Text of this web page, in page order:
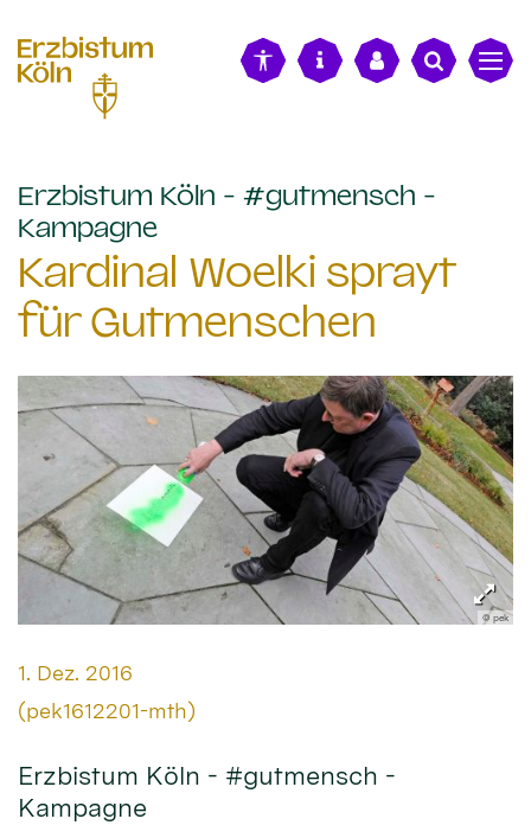
Erzbistum Köln - #gutmensch -
Kampagne:
Kardinal Woelki sprayt
für Gutmenschen
© pek
Datum:
1. Dez. 2016
Von:
(pek1612201-mth)
Erzbistum Köln - #gutmensch -
Kampagne